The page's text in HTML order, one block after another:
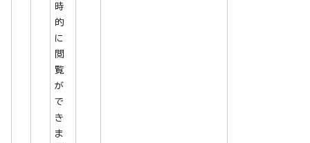
時
的
に
閲
覧
が
で
き
ま